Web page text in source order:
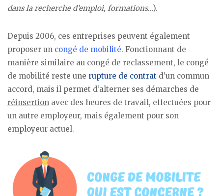
dans la recherche d’emploi, formations...).
Depuis 2006, ces entreprises peuvent également
proposer un congé de mobilité. Fonctionnant de
manière similaire au congé de reclassement, le congé
de mobilité reste une rupture de contrat d’un commun
accord, mais il permet d’alterner ses démarches de
réinsertion avec des heures de travail, effectuées pour
un autre employeur, mais également pour son
employeur actuel.